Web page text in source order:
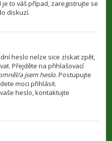
to váš případ, zaregistrujte se
diskuzí.
heslo nelze sice získat zpět,
Přejděte na přihlašovací
a jsem heslo. Postupujte
moci přihlásit.
heslo, kontaktujte